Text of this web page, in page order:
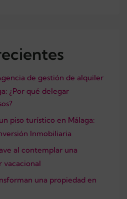
de gestión de alquiler
¿Por qué delegar
piso turístico en Málaga:
Inmobiliaria
al contemplar una
vacacional
una propiedad en